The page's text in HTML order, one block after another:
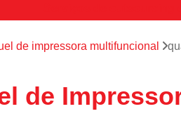
de impressora multifuncional
de